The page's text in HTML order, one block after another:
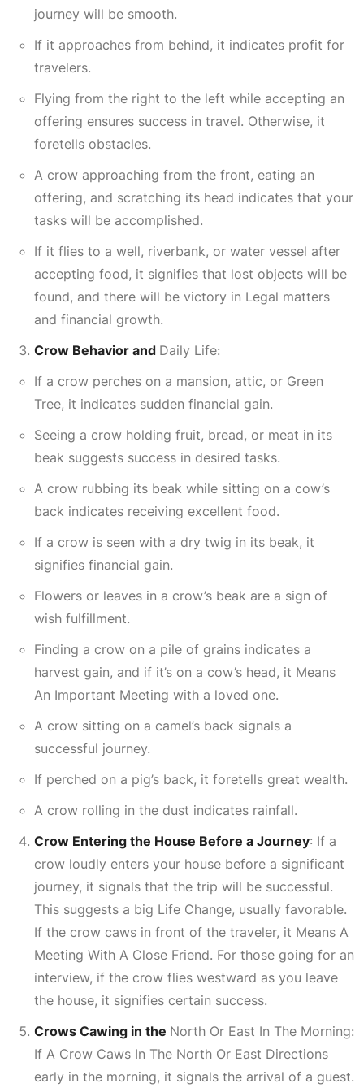
journey will be smooth.
If it approaches from behind, it indicates profit for
travelers.
Flying from the right to the left while accepting an
offering ensures success in travel. Otherwise, it
foretells obstacles.
A crow approaching from the front, eating an
offering, and scratching its head indicates that your
tasks will be accomplished.
If it flies to a well, riverbank, or water vessel after
accepting food, it signifies that lost objects will be
found, and there will be victory in Legal matters
and financial growth.
Crow Behavior and Daily Life:
If a crow perches on a mansion, attic, or Green
Tree, it indicates sudden financial gain.
Seeing a crow holding fruit, bread, or meat in its
beak suggests success in desired tasks.
A crow rubbing its beak while sitting on a cow’s
back indicates receiving excellent food.
If a crow is seen with a dry twig in its beak, it
signifies financial gain.
Flowers or leaves in a crow’s beak are a sign of
wish fulfillment.
Finding a crow on a pile of grains indicates a
harvest gain, and if it’s on a cow’s head, it Means
An Important Meeting with a loved one.
A crow sitting on a camel’s back signals a
successful journey.
If perched on a pig’s back, it foretells great wealth.
A crow rolling in the dust indicates rainfall.
Crow Entering the House Before a Journey: If a
crow loudly enters your house before a significant
journey, it signals that the trip will be successful.
This suggests a big Life Change, usually favorable.
If the crow caws in front of the traveler, it Means A
Meeting With A Close Friend. For those going for an
interview, if the crow flies westward as you leave
the house, it signifies certain success.
Crows Cawing in the North Or East In The Morning:
If A Crow Caws In The North Or East Directions
early in the morning, it signals the arrival of a guest.